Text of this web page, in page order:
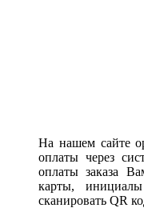
На нашем сайте
оплаты через
оплаты заказа
карты,
сканировать QR